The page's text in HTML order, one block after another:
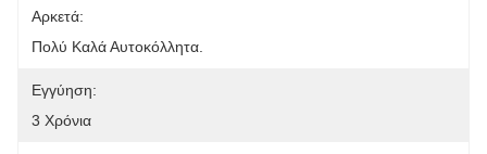
Αρκετά:
Πολύ Καλά Αυτοκόλλητα.
Εγγύηση:
3 Χρόνια